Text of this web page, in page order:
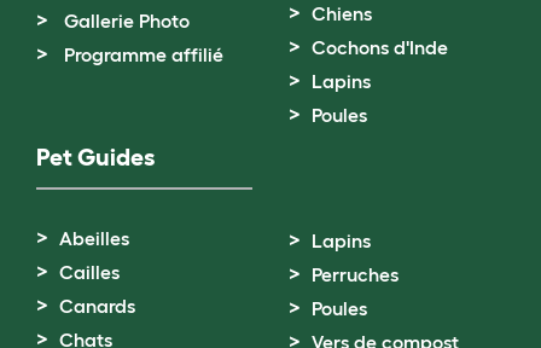
Gallerie Photo
Programme affilié
Chiens
Cochons d'Inde
Lapins
Poules
Pet Guides
Abeilles
Cailles
Canards
Chats
Lapins
Perruches
Poules
Vers de compost